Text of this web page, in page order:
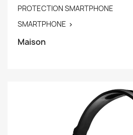
PROTECTION SMARTPHONE
SMARTPHONE 
Maison